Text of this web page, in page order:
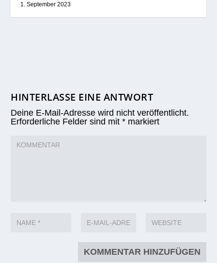
1. September 2023
HINTERLASSE EINE ANTWORT
Deine E-Mail-Adresse wird nicht veröffentlicht.
Erforderliche Felder sind mit* markiert